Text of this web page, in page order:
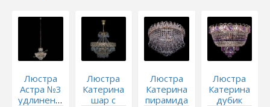
Люстра
Астра №3
удлиненная
Люстра
Катерина
шар с
Люстра
Катерина
пирамида
Люстра
Катерина
дубик